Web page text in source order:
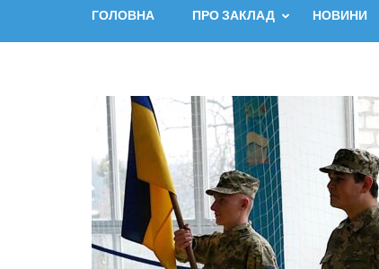
ГОЛОВНА ПРО ЗАКЛАД НОВИНИ
Навігація
записів